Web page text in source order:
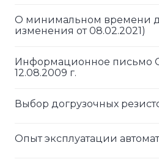
О минимальном времени
изменения от 08.02.2021)
Информационное письмо
12.08.2009 г.
Выбор догрузочных
Опыт эксплуатации